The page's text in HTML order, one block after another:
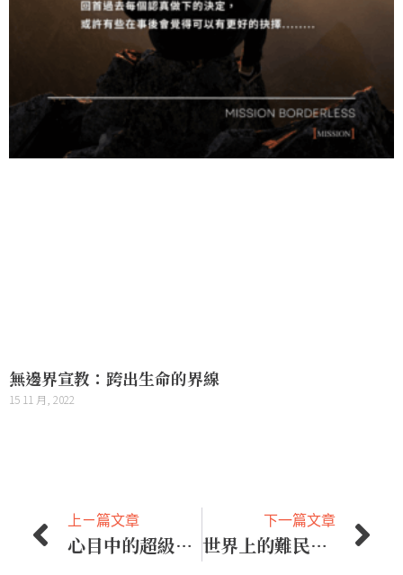
無邊界宣教：跨出生命的界線
15 11 月, 2022
上ㄧ篇文章
心目中的超級英雄
下一篇文章
世界上的難民都在哪裡？